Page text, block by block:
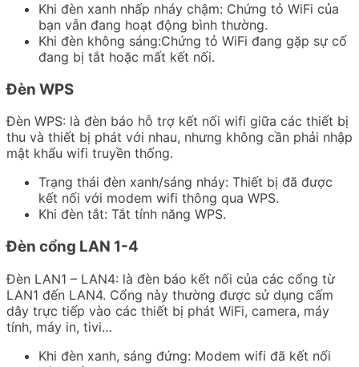
Khi đèn xanh nhấp nháy chậm: Chứng tỏ WiFi của
bạn vẫn đang hoạt động bình thường.
Khi đèn không sáng:Chứng tỏ WiFi đang gặp sự cố
đang bị tắt hoặc mất kết nối.
Đèn WPS
Đèn WPS: là đèn báo hỗ trợ kết nối wifi giữa các thiết bị
thu và thiết bị phát với nhau, nhưng không cần phải nhập
mật khẩu wifi truyền thống.
Trạng thái đèn xanh/sáng nháy: Thiết bị đã được
kết nối với modem wifi thông qua WPS.
Khi đèn tắt: Tắt tính năng WPS.
Đèn cổng LAN 1-4
Đèn LAN1 – LAN4: là đèn báo kết nối của các cổng từ
LAN1 đến LAN4. Cổng này thường được sử dụng cấm
dây trực tiếp vào các thiết bị phát WiFi, camera, máy
tính, máy in, tivi…
Khi đèn xanh, sáng đứng: Modem wifi đã kết nối